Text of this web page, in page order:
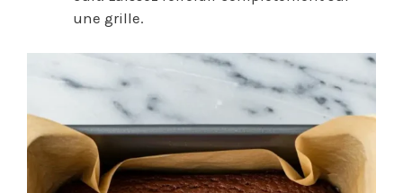
une grille.